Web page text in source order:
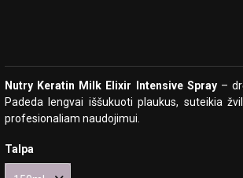
Nutry Keratin Milk Elixir Intensive Spray–
Padeda lengvai iššukuoti plaukus, suteikia
profesionaliam naudojimui.
Talpa